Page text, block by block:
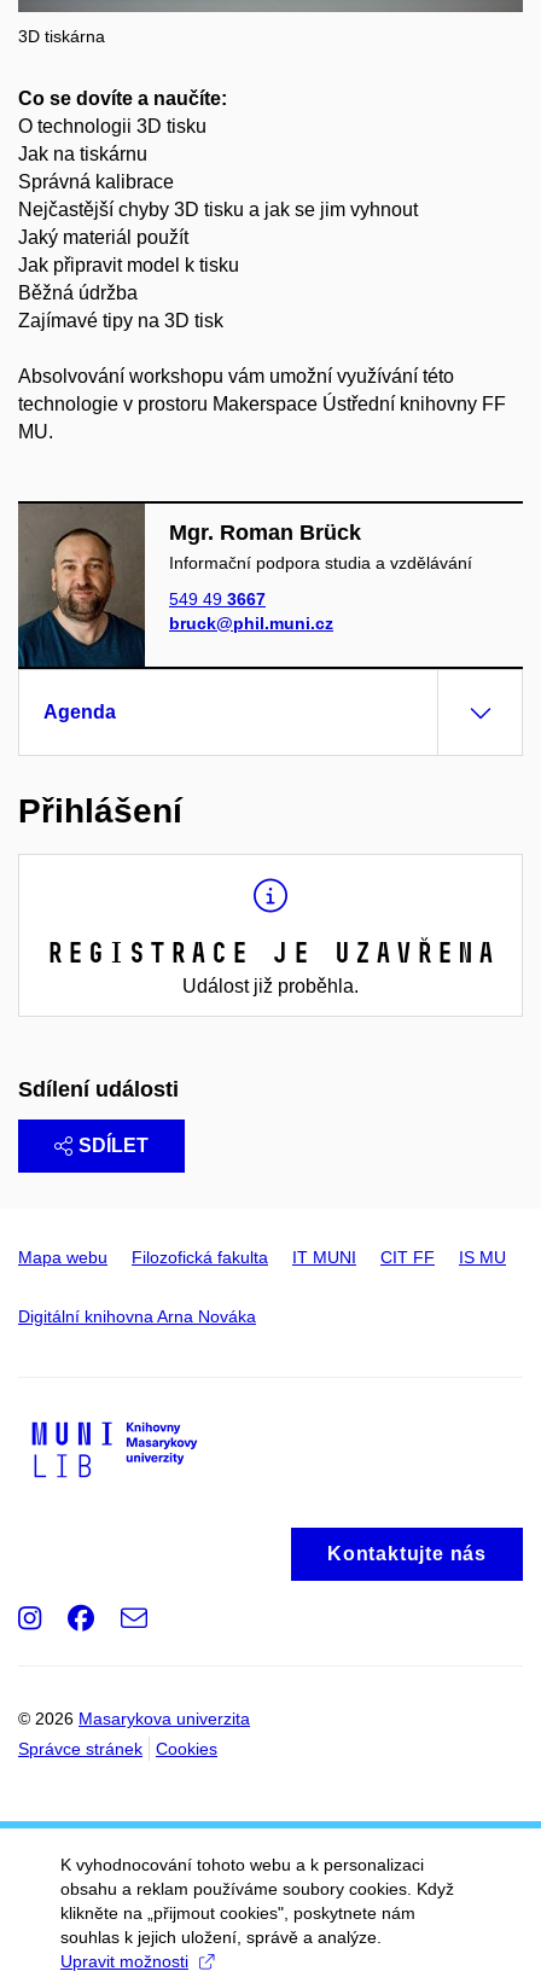
3D tiskárna
Co se dovíte a naučíte:
O technologii 3D tisku
Jak na tiskárnu
Správná kalibrace
Nejčastější chyby 3D tisku a jak se jim vyhnout
Jaký materiál použít
Jak připravit model k tisku
Běžná údržba
Zajímavé tipy na 3D tisk
Absolvování workshopu vám umožní využívání této
technologie v prostoru Makerspace Ústřední knihovny FF
MU.
Mgr. Roman Brück
Informační podpora studia a vzdělávání
549 49 3667
bruck@phil.muni.cz
Agenda
Přihlášení
Registrace je uzavřena
Událost již proběhla.
Sdílení události
SDÍLET
Mapa webu Filozofická fakulta IT MUNI CIT FF IS MU
Digitální knihovna Arna Nováka
Kontaktujte nás
© 2026 Masarykova univerzita
Správce stránek
Cookies
Instagram
Facebook
e-
K vyhodnocování tohoto webu a k personalizaci
obsahu a reklam používáme soubory cookies. Když
klikněte na „přijmout cookies", poskytnete nám
souhlas k jejich uložení, správě a analýze.
Upravit možnosti